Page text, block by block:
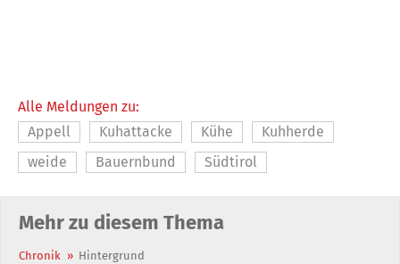
Alle Meldungen zu:
Appell
Kuhattacke Kühe
Kuhherde
weide
Bauernbund Südtirol
Mehr zu diesem Thema
Chronik » Hintergrund